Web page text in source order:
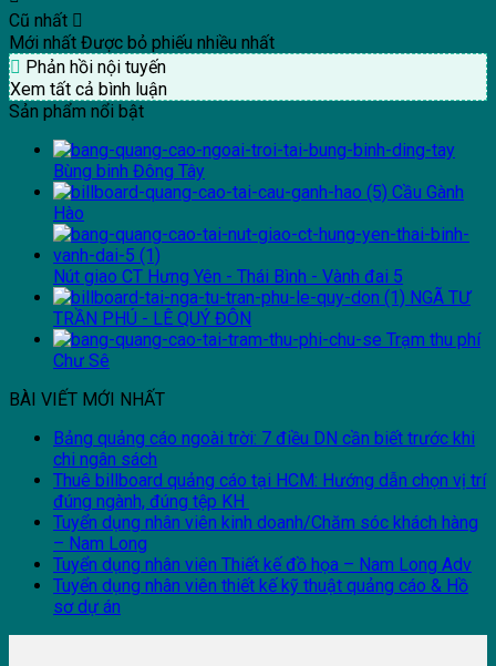
Cũ nhất
Mới nhất Được bỏ phiếu nhiều nhất
Phản hồi nội tuyến
Xem tất cả bình luận
Sản phẩm nổi bật
Bùng binh Đông Tây
Cầu Gành
Hào
Nút giao CT Hưng Yên - Thái Bình - Vành đai 5
NGÃ TƯ
TRẦN PHÚ - LÊ QUÝ ĐÔN
Trạm thu phí
Chư Sê
BÀI VIẾT MỚI NHẤT
Bảng quảng cáo ngoài trời: 7 điều DN cần biết trước khi
chi ngân sách
Thuê billboard quảng cáo tại HCM: Hướng dẫn chọn vị trí
đúng ngành, đúng tệp KH
Tuyển dụng nhân viên kinh doanh/Chăm sóc khách hàng
– Nam Long
Tuyển dụng nhân viên Thiết kế đồ họa – Nam Long Adv
Tuyển dụng nhân viên thiết kế kỹ thuật quảng cáo & Hồ
sơ dự án